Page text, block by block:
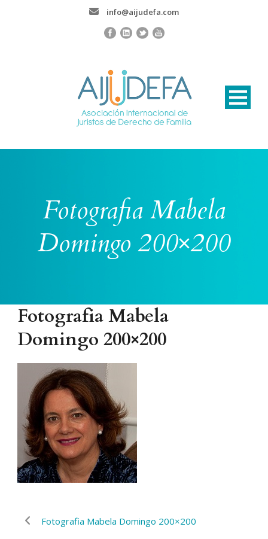
info@aijudefa.com
Fotografia Mabela
Domingo 200×200
Fotografia Mabela
Domingo 200×200
Fotografia Mabela Domingo 200×200